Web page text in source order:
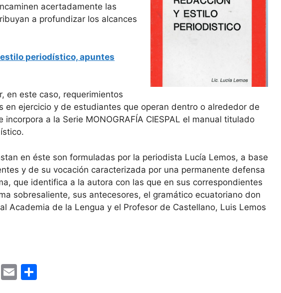
acertadamente las
a profundizar los alcances
periodístico, apuntes
en este caso, requerimientos
en ejercicio y de estudiantes que operan dentro o alrededor de
incorpora a la Serie MONOGRAFÍA CIESPAL el manual titulado
en éste son formuladas por la periodista Lucía Lemos, a base
y de su vocación caracterizada por una permanente defensa
que identifica a la autora con las que en sus correspondientes
sobresaliente, sus antecesores, el gramático ecuatoriano don
Academia de la Lengua y el Profesor de Castellano, Luis Lemos
X
E